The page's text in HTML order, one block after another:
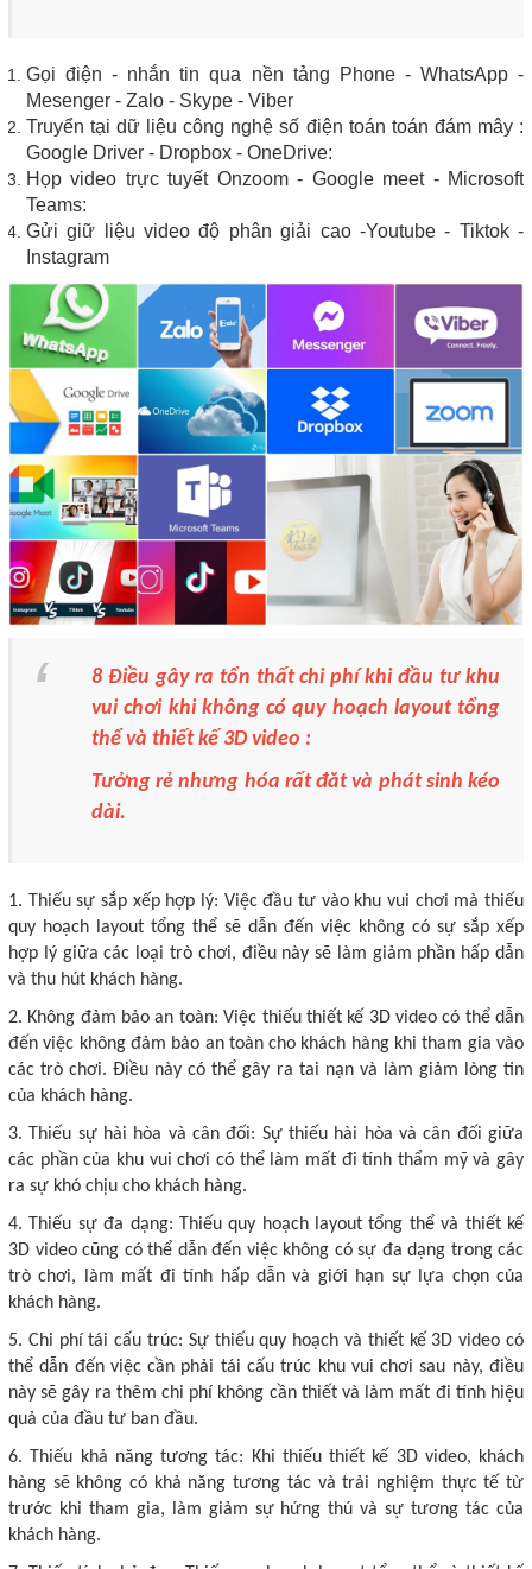
Gọi điện - nhắn tin qua nền tảng Phone - WhatsApp -
Mesenger - Zalo - Skype - Viber
Truyển tại dữ liệu công nghệ số điện toán toán đám mây :
Google Driver - Dropbox - OneDrive:
Họp video trực tuyết Onzoom - Google meet - Microsoft
Teams:
Gửi giữ liệu video độ phân giải cao -Youtube - Tiktok -
Instagram
8 Điều gây ra tổn thất chi phí khi đầu tư khu
vui chơi khi không có quy hoạch layout tổng
thể và thiết kế 3D video :
Tưởng rẻ nhưng hóa rất đăt và phát sinh kéo
dài.
1. Thiếu sự sắp xếp hợp lý: Việc đầu tư vào khu vui chơi mà thiếu
quy hoạch layout tổng thể sẽ dẫn đến việc không có sự sắp xếp
hợp lý giữa các loại trò chơi, điều này sẽ làm giảm phần hấp dẫn
và thu hút khách hàng.
2. Không đảm bảo an toàn: Việc thiếu thiết kế 3D video có thể dẫn
đến việc không đảm bảo an toàn cho khách hàng khi tham gia vào
các trò chơi. Điều này có thể gây ra tai nạn và làm giảm lòng tin
của khách hàng.
3. Thiếu sự hài hòa và cân đối: Sự thiếu hài hòa và cân đối giữa
các phần của khu vui chơi có thể làm mất đi tính thẩm mỹ và gây
ra sự khó chịu cho khách hàng.
4. Thiếu sự đa dạng: Thiếu quy hoạch layout tổng thể và thiết kế
3D video cũng có thể dẫn đến việc không có sự đa dạng trong các
trò chơi, làm mất đi tính hấp dẫn và giới hạn sự lựa chọn của
khách hàng.
5. Chi phí tái cấu trúc: Sự thiếu quy hoạch và thiết kế 3D video có
thể dẫn đến việc cần phải tái cấu trúc khu vui chơi sau này, điều
này sẽ gây ra thêm chi phí không cần thiết và làm mất đi tính hiệu
quả của đầu tư ban đầu.
6. Thiếu khả năng tương tác: Khi thiếu thiết kế 3D video, khách
hàng sẽ không có khả năng tương tác và trải nghiệm thực tế từ
trước khi tham gia, làm giảm sự hứng thú và sự tương tác của
khách hàng.